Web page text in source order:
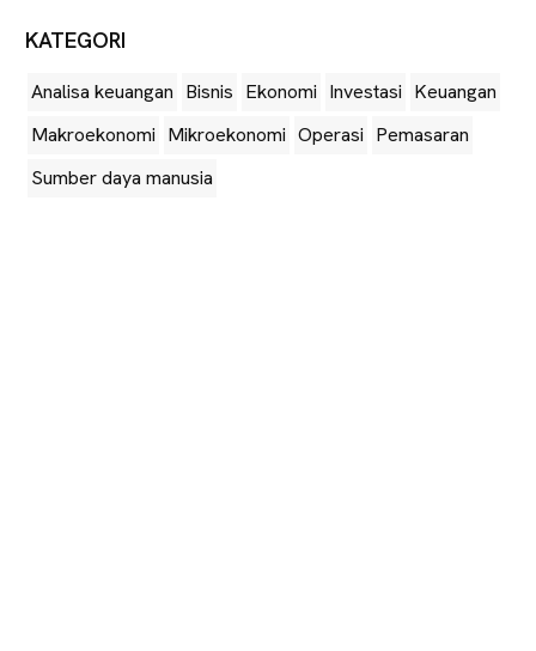
KATEGORI
Analisa keuangan Bisnis Ekonomi Investasi Keuangan
Makroekonomi Mikroekonomi Operasi Pemasaran
Sumber daya manusia